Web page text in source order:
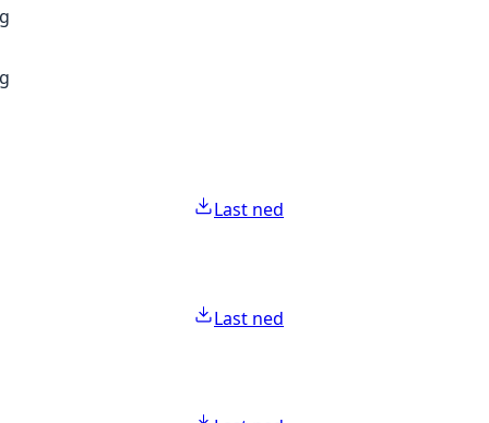
Last ned
Last ned